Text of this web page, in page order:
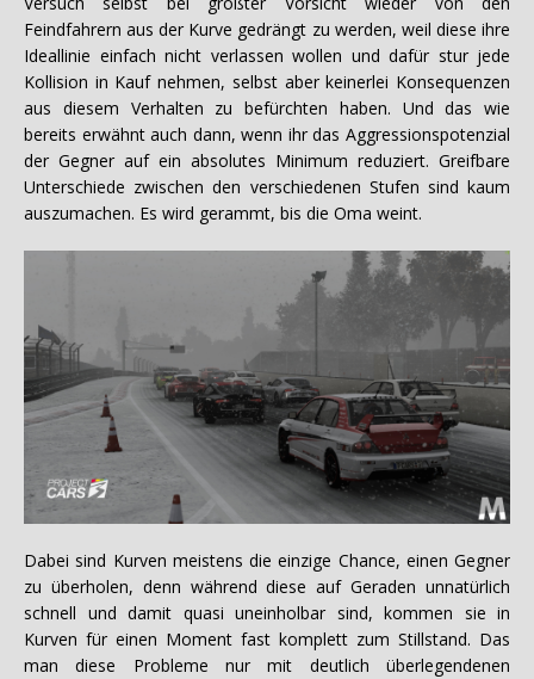
Feindfahrern aus der Kurve gedrängt zu werden, weil diese ihre
Ideallinie einfach nicht verlassen wollen und dafür stur jede
Kollision in Kauf nehmen, selbst aber keinerlei Konsequenzen
aus diesem Verhalten zu befürchten haben. Und das wie
bereits erwähnt auch dann, wenn ihr das Aggressionspotenzial
der Gegner auf ein absolutes Minimum reduziert. Greifbare
Unterschiede zwischen den verschiedenen Stufen sind kaum
auszumachen. Es wird gerammt, bis die Oma weint.
Dabei sind Kurven meistens die einzige Chance, einen Gegner
zu überholen, denn während diese auf Geraden unnatürlich
schnell und damit quasi uneinholbar sind, kommen sie in
Kurven für einen Moment fast komplett zum Stillstand. Das
man diese Probleme nur mit deutlich überlegendenen